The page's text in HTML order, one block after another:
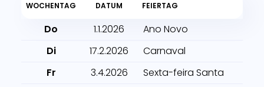
WOCHENTAG DATUM FEIERTAG
Do 1.1.2026
Ano Novo
Di
17.2.2026
Carnaval
Fr
3.4.2026
Sexta-feira Santa